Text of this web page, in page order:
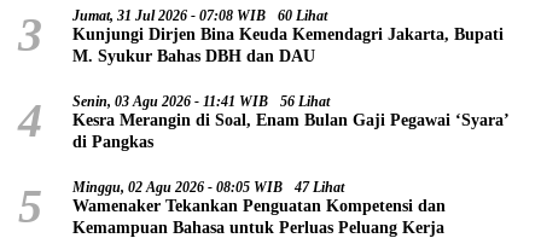
3 Jumat, 31 Jul 2026 - 07:08 WIB 60 Lihat
Kunjungi Dirjen Bina Keuda Kemendagri Jakarta, Bupati
M. Syukur Bahas DBH dan DAU
4 Senin, 03 Agu 2026 - 11:41 WIB 56 Lihat
Kesra Merangin di Soal, Enam Bulan Gaji Pegawai ‘Syara’
di Pangkas
5 Minggu, 02 Agu 2026 - 08:05 WIB 47 Lihat
Wamenaker Tekankan Penguatan Kompetensi dan
Kemampuan Bahasa untuk Perluas Peluang Kerja